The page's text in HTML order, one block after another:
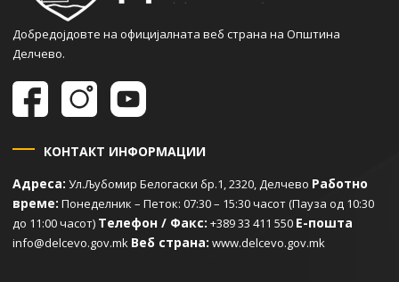
Добредојдовте на официјалната веб страна на Општина
Делчево.
КОНТАКТ ИНФОРМАЦИИ
Адреса: Ул.Љубомир Белогаски бр.1, 2320, Делчево Работно
време: Понеделник – Петок: 07:30 – 15:30 часот (Пауза од 10:30
до 11:00 часот) Телефон / Факс: +389 33 411 550 Е-пошта
info@delcevo.gov.mk Веб страна: www.delcevo.gov.mk